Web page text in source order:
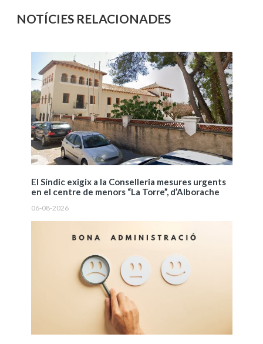
NOTÍCIES RELACIONADES
El Síndic exigix a la Conselleria mesures urgents
en el centre de menors “La Torre”, d’Alborache
06-08-2026